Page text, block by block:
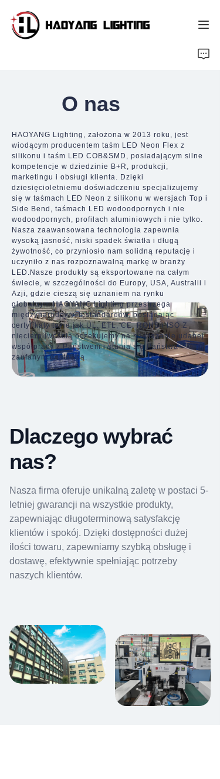
O nas
HAOYANG Lighting, założona w 2013 roku, jest
wiodącym producentem taśm LED Neon Flex z
silikonu i taśm LED COB&SMD, posiadającym silne
kompetencje w dziedzinie B+R, produkcji,
marketingu i obsługi klienta. Dzięki
dziesięcioletniemu doświadczeniu specjalizujemy
się w taśmach LED Neon z silikonu w wersjach Top i
Side Bend, taśmach LED wodoodpornych i nie
wodoodpornych, profilach aluminiowych i nie tylko.
Nasza zaawansowana technologia zapewnia
wysoką jasność, niski spadek światła i długą
żywotność, co przyniosło nam solidną reputację i
uczyniło z nas rozpoznawalną markę w branży
LED. Nasze produkty są eksportowane na całym
świecie, w szczególności do Europy, USA, Australii i
Azji, gdzie cieszą się uznaniem na rynku
globalnym.HAOYANG Lighting przestrzega
międzynarodowych standardów, posiadając
certyfikaty takie jak UL, ETL, CE, ROHS i ISO.Z
niecierpliwością oczekujemy na nawiązanie udanej
współpracy z Państwem i stania się Państwa
zaufanym dostawcą.
Dlaczego wybrać
nas?
Nasza firma oferuje unikalną zaletę w postaci 5-
letniej gwarancji na wszystkie produkty,
zapewniając długoterminową satysfakcję
klientów i spokój. Dzięki dostępności dużej
ilości towaru, zapewniamy szybką obsługę i
dostawę, efektywnie spełniając potrzeby
naszych klientów.
Usługa dostosowana
Zasób
Wiadomości